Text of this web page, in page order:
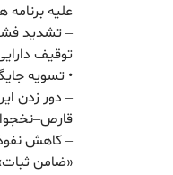
علیه
– تشدید
توقیف
• تسویه
– کاهش
«ضامن